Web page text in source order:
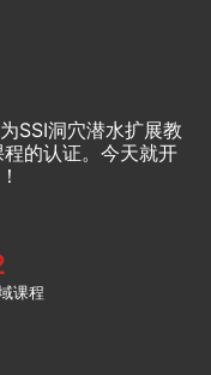
SSI洞穴潜水扩展教
的认证。今天就开
课程